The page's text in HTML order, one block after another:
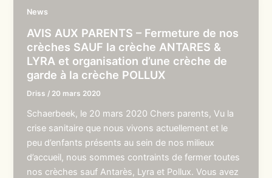
News
AVIS AUX PARENTS – Fermeture de nos
crèches SAUF la crèche ANTARES &
LYRA et organisation d’une crèche de
garde à la crèche POLLUX
Driss / 20 mars 2020
Schaerbeek, le 20 mars 2020 Chers parents, Vu la
crise sanitaire que nous vivons actuellement et le
peu d’enfants présents au sein de nos milieux
d’accueil, nous sommes contraints de fermer toutes
nos crèches sauf Antarès, Lyra et Pollux. Vous avez